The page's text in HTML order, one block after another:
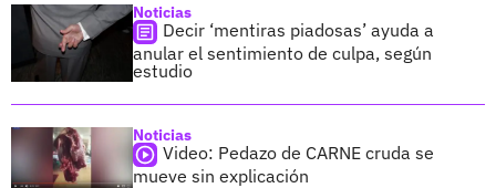
Noticias
Decir ‘mentiras piadosas’ ayuda a
anular el sentimiento de culpa, según
estudio
Noticias
Video: Pedazo de CARNE cruda se
mueve sin explicación